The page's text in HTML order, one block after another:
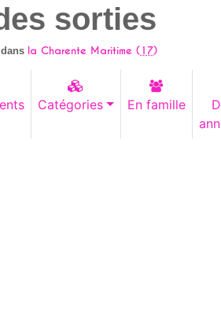
sorties
dans la Charente Maritime (17)
Catégories En famille